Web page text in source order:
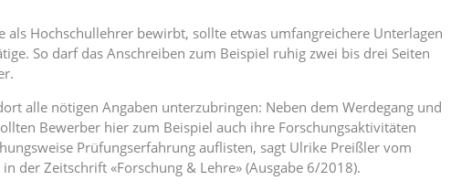
als Hochschullehrer bewirbt, sollte etwas umfangreichere Unterlagen
So darf das Anschreiben zum Beispiel ruhig zwei bis drei Seiten
alle nötigen Angaben unterzubringen: Neben dem Werdegang und
Bewerber hier zum Beispiel auch ihre Forschungsaktivitäten
Prüfungserfahrung auflisten, sagt Ulrike Preißler vom
der Zeitschrift «Forschung & Lehre» (Ausgabe 6/2018).